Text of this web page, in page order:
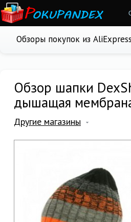
Обзоры покупок из
Обзор шапки
дышащая
Другие магазины